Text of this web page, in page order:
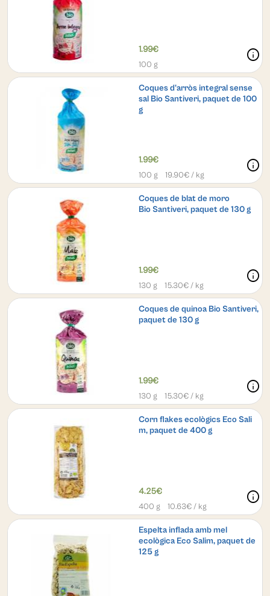
1.99€
100 g
info
Coques d'arròs integral sense
sal Bio Santiveri, paquet de 100
g
1.99€
100 g 19.90€ / kg
info
Coques de blat de moro
Bio Santiveri, paquet de 130 g
1.99€
130 g 15.30€ / kg
info
Coques de quinoa Bio Santiveri,
paquet de 130 g
1.99€
130 g 15.30€ / kg
info
Corn flakes ecològics Eco Sali
m, paquet de 400 g
4.25€
400 g 10.63€ / kg
info
Espelta inflada amb mel
ecològica Eco Salim, paquet de
125 g